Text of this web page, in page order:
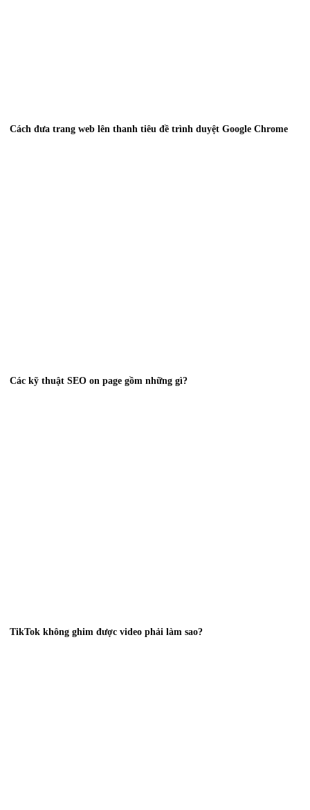
Cách đưa trang web lên thanh tiêu đề trình duyệt Google Chrome
Các kỹ thuật SEO on page gồm những gì?
TikTok không ghim được video phải làm sao?